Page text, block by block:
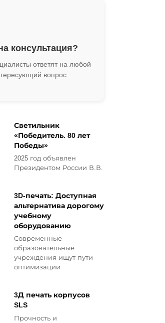
консультация?
ответят на любой
вопрос
Светильник
«Победитель. 80 лет
Победы»
2025 год объявлен
Президентом России В.В.
3D-печать: Доступная
альтернатива дорогому
учебному
оборудованию
Современные
образовательные
учреждения ищут пути
оптимизации
3Д печать корпусов
SLS
Прочность и